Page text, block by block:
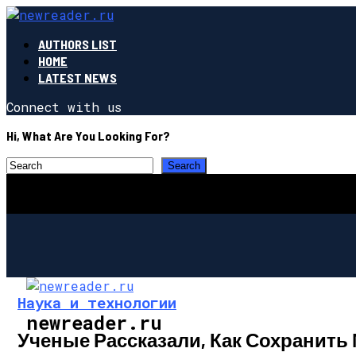
AUTHORS LIST
HOME
LATEST NEWS
Connect with us
Hi, What Are You Looking For?
newreader.ru
Наука и технологии
Ученые Рассказали, Как